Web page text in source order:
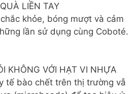
LIỀN TAY
khỏe, bóng mượt và cảm
lần sử dụng cùng Coboté.
KHÔNG VỚI HẠT VI NHỰA
tế bào chết trên thị trường vẫ